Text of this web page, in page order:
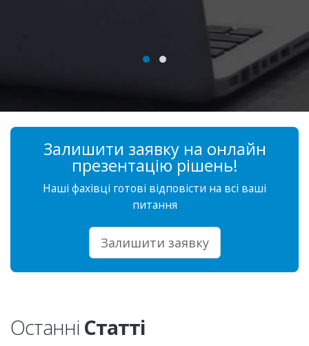
Залишити заявку на онлайн
презентацію рішень!
Наші фахівці готові відповісти на всі ваші
питання
Залишити заявку
Останні Статті